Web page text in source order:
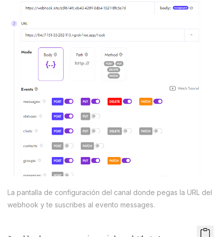
La pantalla de configuración del canal donde pegas la URL del
webhook y te suscribes al evento messages.